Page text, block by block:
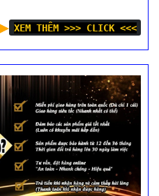
XEM THÊM >>> CLICK <<<